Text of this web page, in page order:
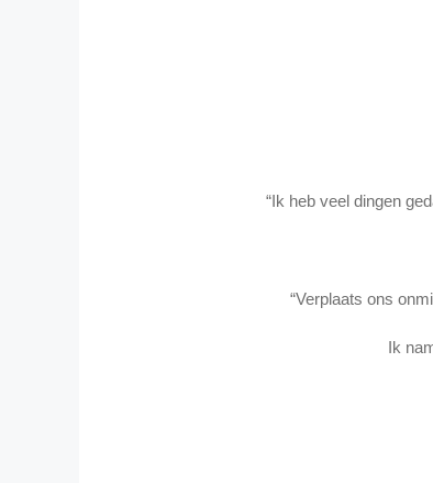
“Ik heb veel dingen
“Verplaats ons
Ik